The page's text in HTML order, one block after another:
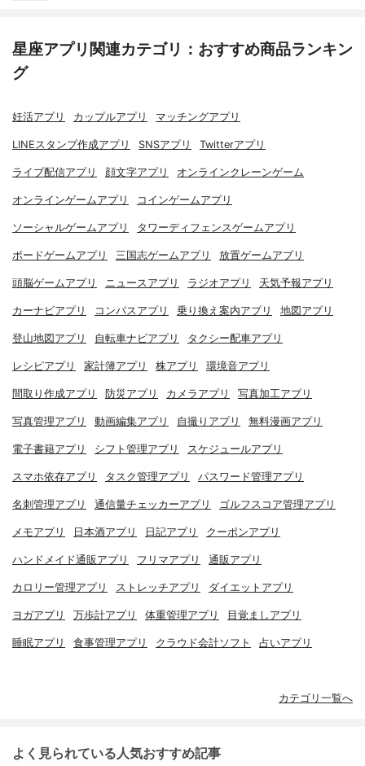
星座アプリ関連カテゴリ：おすすめ商品ランキン
グ
妊活アプリ カップルアプリ マッチングアプリ
LINEスタンプ作成アプリ SNSアプリ Twitterアプリ
ライブ配信アプリ 顔文字アプリ オンラインクレーンゲーム
オンラインゲームアプリ コインゲームアプリ
ソーシャルゲームアプリ タワーディフェンスゲームアプリ
ボードゲームアプリ 三国志ゲームアプリ 放置ゲームアプリ
頭脳ゲームアプリ ニュースアプリ ラジオアプリ 天気予報アプリ
カーナビアプリ コンパスアプリ 乗り換え案内アプリ 地図アプリ
登山地図アプリ 自転車ナビアプリ タクシー配車アプリ
レシピアプリ 家計簿アプリ 株アプリ 環境音アプリ
間取り作成アプリ 防災アプリ カメラアプリ 写真加工アプリ
写真管理アプリ 動画編集アプリ 自撮りアプリ 無料漫画アプリ
電子書籍アプリ シフト管理アプリ スケジュールアプリ
スマホ依存アプリ タスク管理アプリ パスワード管理アプリ
名刺管理アプリ 通信量チェッカーアプリ ゴルフスコア管理アプリ
メモアプリ 日本酒アプリ 日記アプリ クーポンアプリ
ハンドメイド通販アプリ フリマアプリ 通販アプリ
カロリー管理アプリ ストレッチアプリ ダイエットアプリ
ヨガアプリ 万歩計アプリ 体重管理アプリ 目覚ましアプリ
睡眠アプリ 食事管理アプリ クラウド会計ソフト 占いアプリ
カテゴリ一覧へ
よく見られている人気おすすめ記事